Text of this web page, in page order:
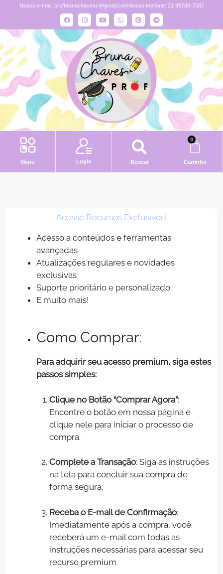
Nosso e-mail: profbrunachavesc@gmail.comNosso telefone: 21 99788-7587
Menu Login Buscar
0
Carrinho
Acesse Recursos Exclusivos!
Acesso a conteúdos e ferramentas
avançadas
Atualizações regulares e novidades
exclusivas
Suporte prioritário e personalizado
E muito mais!
Como Comprar:
Para adquirir seu acesso premium, siga estes
passos simples:
Clique no Botão “Comprar Agora”:
Encontre o botão em nossa página e
clique nele para iniciar o processo de
compra.
Complete a Transação: Siga as instruções
na tela para concluir sua compra de
forma segura.
Receba o E-mail de Confirmação:
Imediatamente após a compra, você
receberá um e-mail com todas as
instruções necessárias para acessar seu
recurso premium.